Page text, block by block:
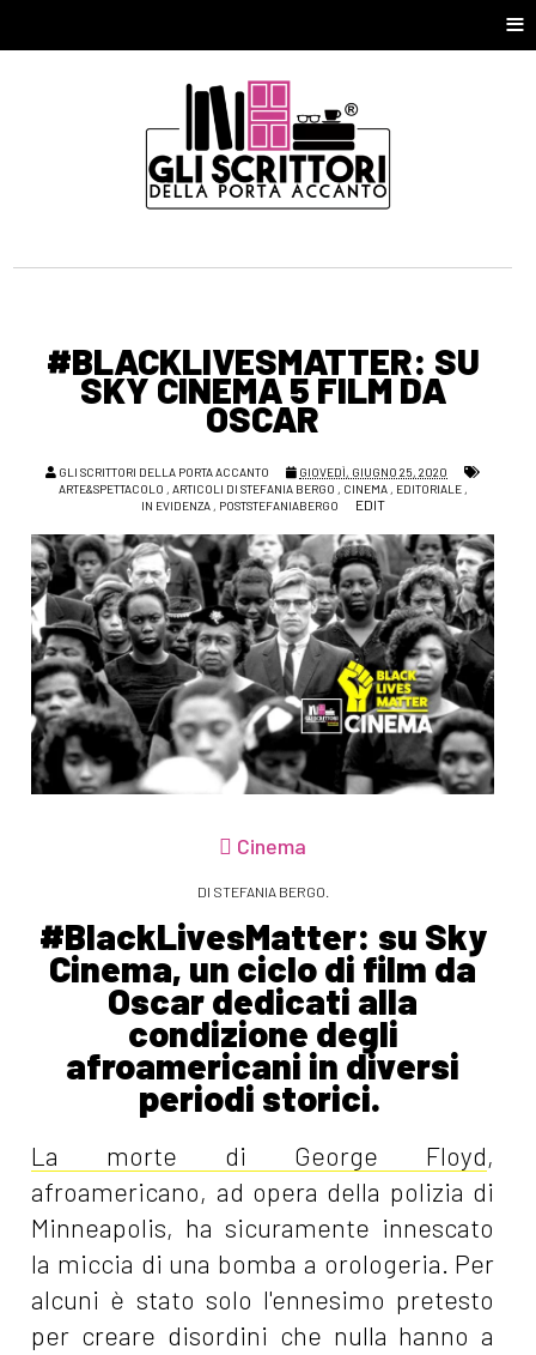
≡
#BLACKLIVESMATTER: SU
SKY CINEMA 5 FILM DA
OSCAR
GLI SCRITTORI DELLA PORTA ACCANTO
GIOVEDÌ, GIUGNO 25, 2020
ARTE&SPETTACOLO , ARTICOLI DI STEFANIA BERGO , CINEMA, EDITORIALE,
IN EVIDENZA, POSTSTEFANIABERGO EDIT
Cinema
DI STEFANIA BERGO.
#BlackLivesMatter: su Sky
Cinema, un ciclo di film da
Oscar dedicati alla
condizione degli
afroamericani in diversi
periodi storici.
La morte di George Floyd,
afroamericano, ad opera della polizia di
Minneapolis, ha sicuramente innescato
la miccia di una bomba a orologeria. Per
alcuni è stato solo l'ennesimo pretesto
per creare disordini che nulla hanno a